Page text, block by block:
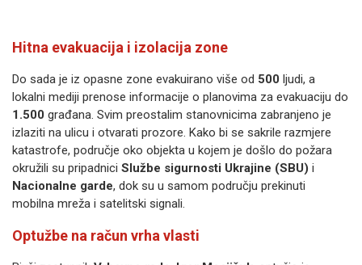
Hitna evakuacija i izolacija zone
Do sada je iz opasne zone evakuirano više od 500 ljudi, a
lokalni mediji prenose informacije o planovima za evakuaciju do
1.500 građana. Svim preostalim stanovnicima zabranjeno je
izlaziti na ulicu i otvarati prozore. Kako bi se sakrile razmjere
katastrofe, područje oko objekta u kojem je došlo do požara
okružili su pripadnici Službe sigurnosti Ukrajine (SBU) i
Nacionalne garde, dok su u samom području prekinuti
mobilna mreža i satelitski signali.
Optužbe na račun vrha vlasti